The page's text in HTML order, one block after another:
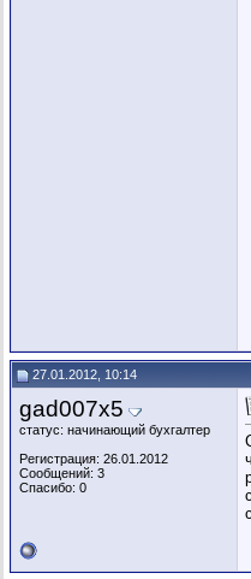
27.01.2012, 10:14
gad007x5
статус: начинающий бухгалтер
Регистрация: 26.01.2012
Сообщений: 3
Спасибо: 0